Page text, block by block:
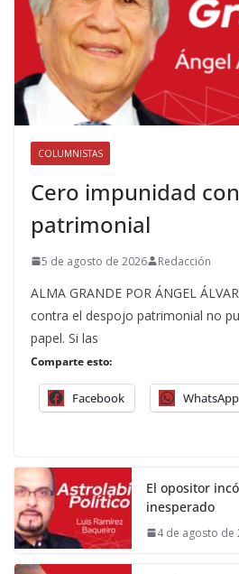
COLUMNISTAS
Cero impunidad
patrimonial
5 de agosto de 2026 Redacción
ALMA GRANDE POR ÁNGEL
contra el despojo patrimonial no
papel. Si las
Comparte esto:
Facebook WhatsApp
El opositor
inesperado
4 de agosto de